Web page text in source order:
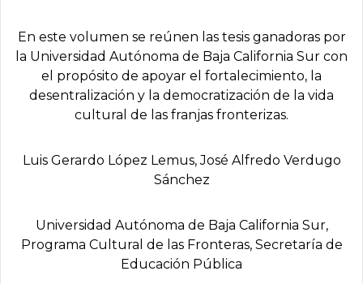
En este volumen se reúnen las tesis ganadoras por
la Universidad Autónoma de Baja California Sur con
el propósito de apoyar el fortalecimiento, la
desentralización y la democratización de la vida
cultural de las franjas fronterizas.
Luis Gerardo López Lemus, José Alfredo Verdugo
Sánchez
Universidad Autónoma de Baja California Sur,
Programa Cultural de las Fronteras, Secretarí­a de
Educación Pública